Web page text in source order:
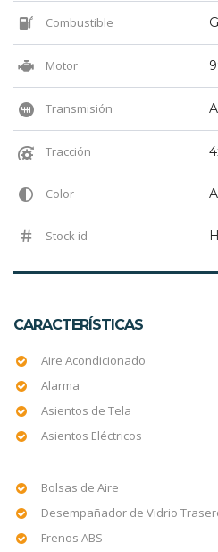
Combustible
Motor
Transmisión
Tracción
Color
Stock id
CARACTERÍSTICAS
Aire Acondicionado
Alarma
Asientos de Tela
Asientos Eléctricos
Bolsas de Aire
Desempañador de Vidrio
Frenos ABS